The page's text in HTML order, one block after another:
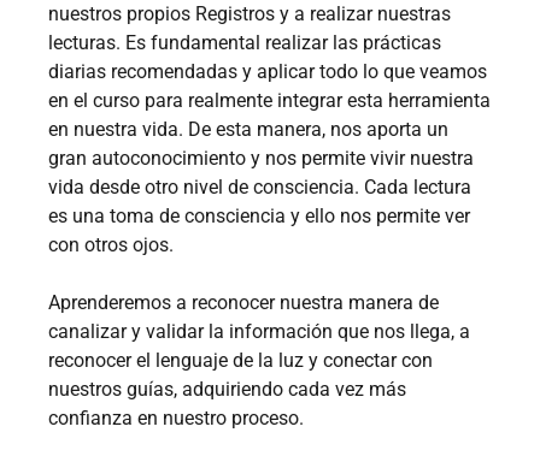
nuestros propios Registros y a realizar nuestras
lecturas. Es fundamental realizar las prácticas
diarias recomendadas y aplicar todo lo que veamos
en el curso para realmente integrar esta herramienta
en nuestra vida. De esta manera, nos aporta un
gran autoconocimiento y nos permite vivir nuestra
vida desde otro nivel de consciencia. Cada lectura
es una toma de consciencia y ello nos permite ver
con otros ojos.
Aprenderemos a reconocer nuestra manera de
canalizar y validar la información que nos llega, a
reconocer el lenguaje de la luz y conectar con
nuestros guías, adquiriendo cada vez más
confianza en nuestro proceso.